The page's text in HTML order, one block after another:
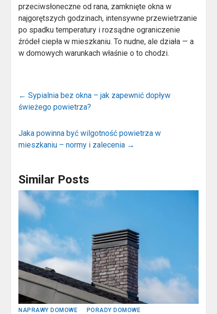
przeciwsłoneczne od rana, zamknięte okna w
najgorętszych godzinach, intensywne przewietrzanie
po spadku temperatury i rozsądne ograniczenie
źródeł ciepła w mieszkaniu. To nudne, ale działa — a
w domowych warunkach właśnie o to chodzi.
← Sypialnia bez okna – jak zapewnić dopływ
świeżego powietrza?
Jaka powinna być wilgotność powietrza w
mieszkaniu – normy i zalecenia →
Similar Posts
NAPRAWY DOMOWE PORADY DOMOWE